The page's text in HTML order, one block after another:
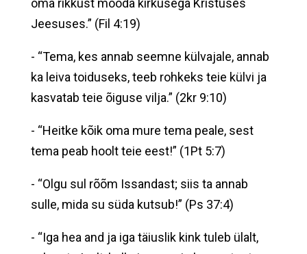
oma rikkust mööda kirkusega Kristuses
Jeesuses.” (Fil 4:19)
- “Tema, kes annab seemne külvajale, annab
ka leiva toiduseks, teeb rohkeks teie külvi ja
kasvatab teie õiguse vilja.” (2kr 9:10)
- “Heitke kõik oma mure tema peale, sest
tema peab hoolt teie eest!” (1Pt 5:7)
- “Olgu sul rõõm Issandast; siis ta annab
sulle, mida su süda kutsub!” (Ps 37:4)
- “Iga hea and ja iga täiuslik kink tuleb ülalt,